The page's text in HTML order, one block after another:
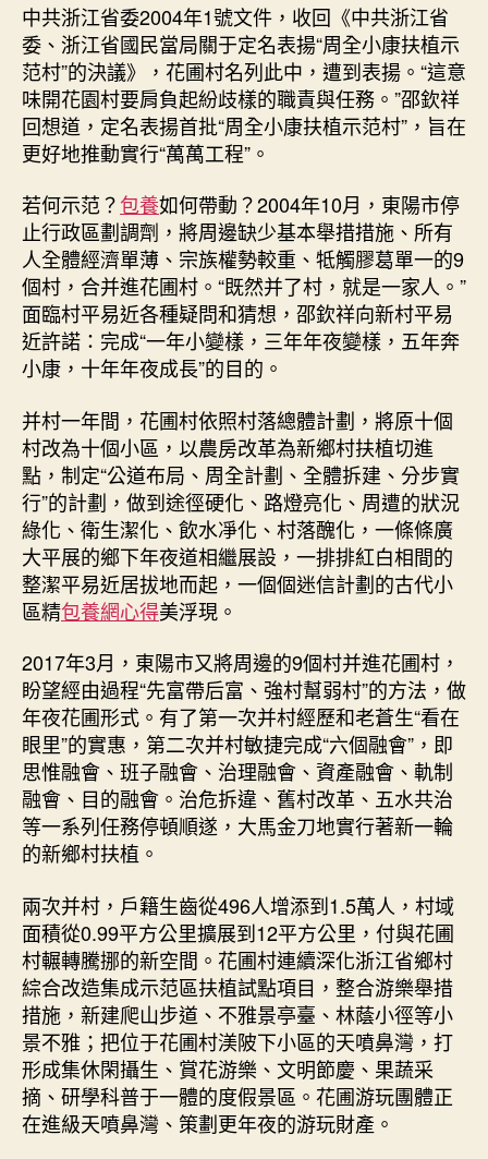
中共浙江省委2004年1號文件，收回《中共浙江省
委、浙江省國民當局關于定名表揚“周全小康扶植示
范村”的決議》，花圃村名列此中，遭到表揚。“這意
味開花園村要肩負起紛歧樣的職責與任務。”邵欽祥
回想道，定名表揚首批“周全小康扶植示范村”，旨在
更好地推動實行“萬萬工程”。
若何示范？包養如何帶動？2004年10月，東陽市停
止行政區劃調劑，將周邊缺少基本舉措措施、所有
人全體經濟單薄、宗族權勢較重、牴觸膠葛單一的9
個村，合并進花圃村。“既然并了村，就是一家人。”
面臨村平易近各種疑問和猜想，邵欽祥向新村平易
近許諾：完成“一年小變樣，三年年夜變樣，五年奔
小康，十年年夜成長”的目的。
并村一年間，花圃村依照村落總體計劃，將原十個
村改為十個小區，以農房改革為新鄉村扶植切進
點，制定“公道布局、周全計劃、全體拆建、分步實
行”的計劃，做到途徑硬化、路燈亮化、周遭的狀況
綠化、衛生潔化、飲水凈化、村落醜化，一條條廣
大平展的鄉下年夜道相繼展設，一排排紅白相間的
整潔平易近居拔地而起，一個個迷信計劃的古代小
區精包養網心得美浮現。
2017年3月，東陽市又將周邊的9個村并進花圃村，
盼望經由過程“先富帶后富、強村幫弱村”的方法，做
年夜花圃形式。有了第一次并村經歷和老蒼生“看在
眼里”的實惠，第二次并村敏捷完成“六個融會”，即
思惟融會、班子融會、治理融會、資產融會、軌制
融會、目的融會。治危拆違、舊村改革、五水共治
等一系列任務停頓順遂，大馬金刀地實行著新一輪
的新鄉村扶植。
兩次并村，戶籍生齒從496人增添到1.5萬人，村域
面積從0.99平方公里擴展到12平方公里，付與花圃
村輾轉騰挪的新空間。花圃村連續深化浙江省鄉村
綜合改造集成示范區扶植試點項目，整合游樂舉措
措施，新建爬山步道、不雅景亭臺、林蔭小徑等小
景不雅；把位于花圃村渼陂下小區的天噴鼻灣，打
形成集休閑攝生、賞花游樂、文明節慶、果蔬采
摘、研學科普于一體的度假景區。花圃游玩團體正
在進級天噴鼻灣、策劃更年夜的游玩財產。